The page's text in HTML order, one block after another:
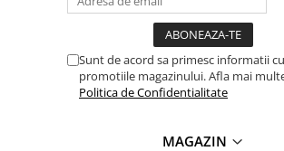
Sunt de acord sa primesc informatii cu
promotiile magazinului. Afla mai
Politica de Confidentialitate
MAGAZIN